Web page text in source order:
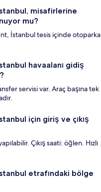
misafirlerine
mu?
İstanbul tesis içinde otoparka
havaalanı gidiş
servisi var. Araç başına tek
için giriş ve çıkış
Çıkış saati: öğlen. Hızlı
etrafındaki bölge